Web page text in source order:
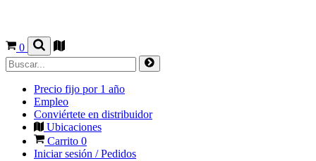
0
Precio fijo por 1 año
Empleo
Conviértete en distribuidor
Ubicaciones
Carrito 0
Iniciar sesión / Pedidos